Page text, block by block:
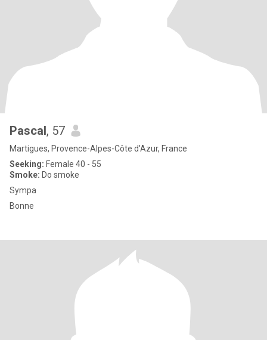
Pascal, 57
Martigues, Provence-Alpes-Côte d'Azur, France
Seeking: Female 40 - 55
Smoke: Do smoke
Sympa
Bonne